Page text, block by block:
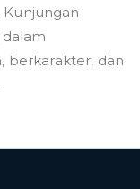
Kunjungan
berkarakter, dan